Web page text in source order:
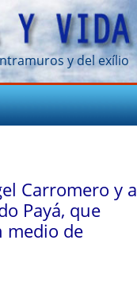
y del exílio
Carromero y a
Payá, que
medio de